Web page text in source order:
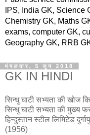
IPS, India GK, Science
Chemistry GK, Maths
exams, computer GK,
Geography GK, RRB
मंगलवार, 5 जून 2018
GK IN HINDI
सिन्धु घाटी सभ्यता की खोज
सिन्धु घाटी सभ्यता की मुख्य
हिन्दुस्तान स्टील लिमिटेड
(1956)